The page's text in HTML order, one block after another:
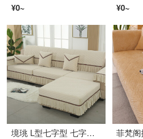
¥0~
¥0~
境珧 L型七字型 七字形ソファーカバー3.6米罩全包冬季四季通用简约现代沙发垫定做定制贵妃 米色 【定制专拍(四面全包/特殊尺寸/贵妃一体联系在线客